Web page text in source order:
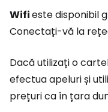
Wifieste disponibil
Conectați-vă la
Dacă utilizați o
efectua apeluri și
prețuri ca în țara